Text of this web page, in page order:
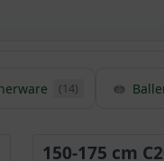
zu einem echten
(14)
150-175 cm